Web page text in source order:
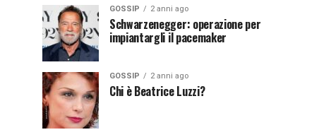
GOSSIP 2 anni ago
Schwarzenegger: operazione per
impiantargli il pacemaker
GOSSIP 2 anni ago
Chi è Beatrice Luzzi?